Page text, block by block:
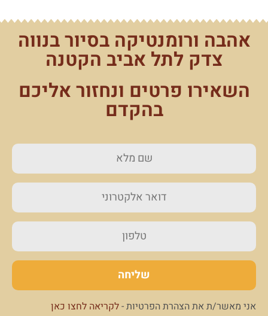
אהבה ורומנטיקה בסיור בנווה
צדק לתל אביב הקטנה
השאירו פרטים ונחזור אליכם
בהקדם
אני מאשר/ת את הצהרת הפרטיות -לקריאה לחצו כאן